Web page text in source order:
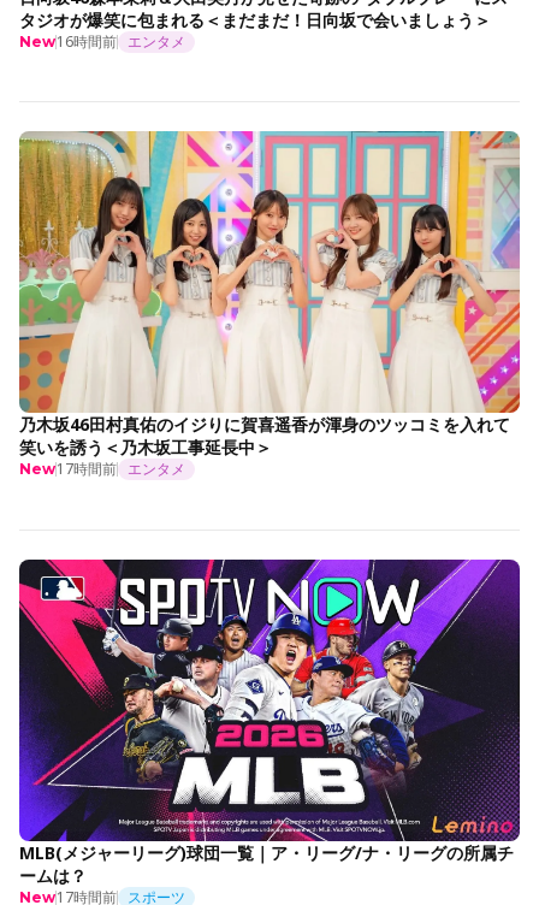
タジオが爆笑に包まれる＜まだまだ！日向坂で会いましょう＞
New16時間前 エンタメ
乃木坂46田村真佑のイジりに賀喜遥香が渾身のツッコミを入れて
笑いを誘う＜乃木坂工事延長中＞
New17時間前 エンタメ
MLB(メジャーリーグ)球団一覧｜ア・リーグ/ナ・リーグの所属チ
ームは？
New17時間前 スポーツ